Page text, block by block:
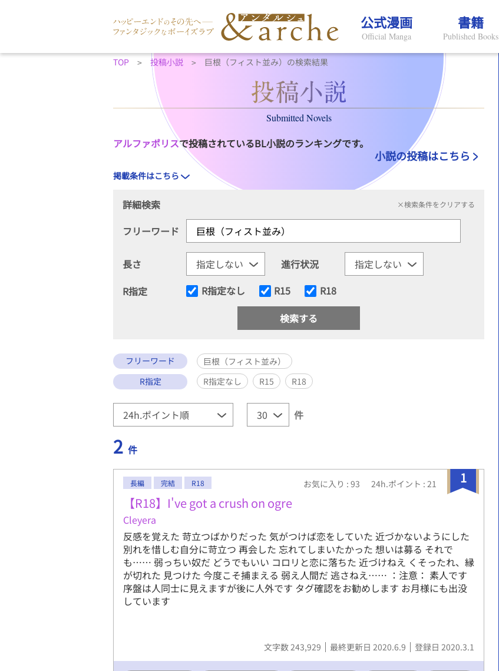
公式漫画
Official Manga
書籍
Published Books
TOP 投稿小説 巨根（フィスト並み）の検索結果
Submitted Novels
アルファポリスで投稿されているBL小説のランキングです。
小説の投稿はこちら
掲載条件はこちら
詳細検索 ×検索条件をクリアする
フリーワード
長さ
進行状況
R指定
R指定なし R15 R18
フリーワード
巨根（フィスト並み）
R指定
R指定なし R15 R18
件
2 件
1
長編 完結 R18 お気に入り : 93 24h.ポイント : 21
【R18】I've got a crush on ogre
Cleyera
反感を覚えた 苛立つばかりだった 気がつけば恋をしていた 近づかないようにした
別れを惜しむ自分に苛立つ 再会した 忘れてしまいたかった 想いは募る それで
も…… 弱っちい奴だ どうでもいい コロリと恋に落ちた 近づけねえ くそったれ、縁
が切れた 見つけた 今度こそ捕まえる 弱え人間だ 逃さねえ…… ：注意： 素人です
序盤は人同士に見えますが後に人外です タグ確認をお勧めします お月様にも出没
しています
文字数 243,929 最終更新日 2020.6.9 登録日 2020.3.1